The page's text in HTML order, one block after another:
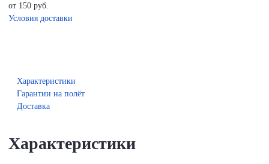
от 150 руб.
Условия доставки
Характеристики
Гарантии на полёт
Доставка
Характеристики